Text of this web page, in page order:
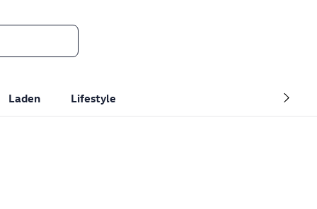
Laden Lifestyle